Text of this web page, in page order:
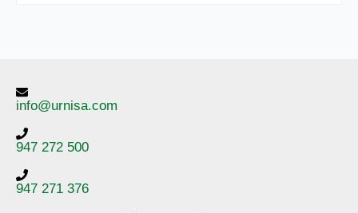
info@urnisa.com
947 272 500
947 271 376